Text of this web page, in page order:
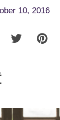
10, 2016